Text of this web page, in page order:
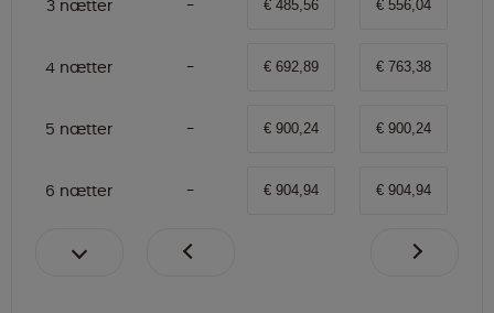
3 nætter € 485,56 € 556,04
4 nætter € 692,89 € 763,38
5 nætter € 900,24 € 900,24
6 nætter € 904,94 € 904,94